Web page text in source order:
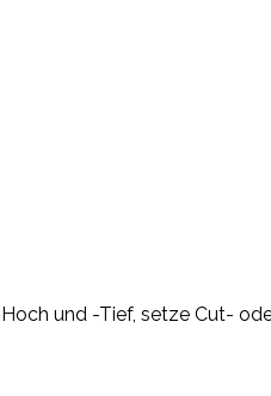
und -Tief, setze Cut-